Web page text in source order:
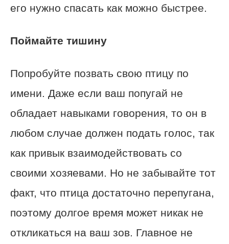
его нужно спасать как можно быстрее.
Поймайте тишину
Попробуйте позвать свою птицу по
имени. Даже если ваш попугай не
обладает навыками говорения, то он в
любом случае должен подать голос, так
как привык взаимодействовать со
своими хозяевами. Но не забывайте тот
факт, что птица достаточно перепугана,
поэтому долгое время может никак не
откликаться на ваш зов. Главное не